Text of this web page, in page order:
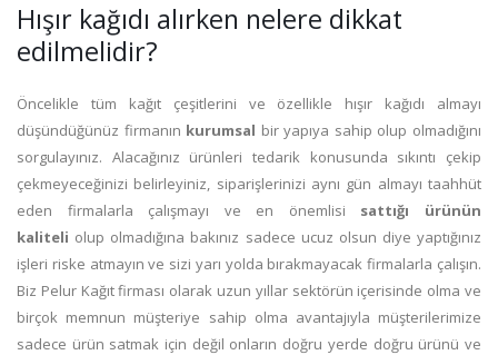
Hışır kağıdı alırken nelere dikkat
edilmelidir?
Öncelikle tüm kağıt çeşitlerini ve özellikle hışır kağıdı almayı
düşündüğünüz firmanın kurumsal bir yapıya sahip olup olmadığını
sorgulayınız. Alacağınız ürünleri tedarik konusunda sıkıntı çekip
çekmeyeceğinizi belirleyiniz, siparişlerinizi aynı gün almayı taahhüt
eden firmalarla çalışmayı ve en önemlisi sattığı ürünün
kaliteli olup olmadığına bakınız sadece ucuz olsun diye yaptığınız
işleri riske atmayın ve sizi yarı yolda bırakmayacak firmalarla çalışın.
Biz Pelur Kağıt firması olarak uzun yıllar sektörün içerisinde olma ve
birçok memnun müşteriye sahip olma avantajıyla müşterilerimize
sadece ürün satmak için değil onların doğru yerde doğru ürünü ve